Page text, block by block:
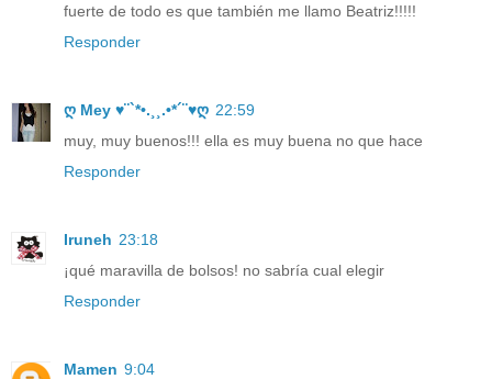
fuerte de todo es que también me llamo Beatriz!!!!!
Responder
ღ Mey ♥¨`*•.¸¸.•*´¨♥ღ 22:59
muy, muy buenos!!! ella es muy buena no que hace
Responder
Iruneh 23:18
¡qué maravilla de bolsos! no sabría cual elegir
Responder
Mamen 9:04